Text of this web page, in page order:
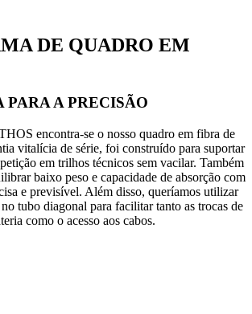
DE QUADRO EM
A PRECISÃO
encontra-se o nosso quadro em fibra de
vitalícia de série, foi construído para suportar
em trilhos técnicos sem vacilar. Também
baixo peso e capacidade de absorção com
e previsível. Além disso, queríamos utilizar
tubo diagonal para facilitar tanto as trocas de
como o acesso aos cabos.